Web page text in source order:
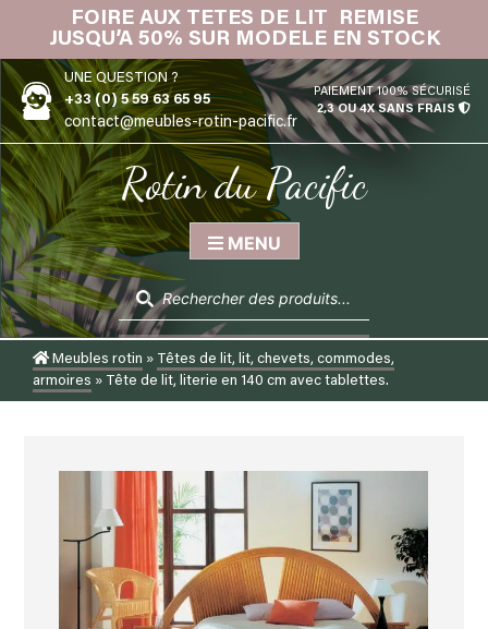
content
FOIRE AUX TETES DE LIT REMISE
JUSQU’A 50% SUR MODELE EN STOCK
UNE QUESTION ?
+33 (0) 5 59 63 65 95
contact@meubles-rotin-pacific.fr
PAIEMENT 100% SÉCURISÉ
2,3 OU 4X SANS FRAIS
Rotin du Pacific
MENU
Recherche
de
produits
Meubles rotin » Têtes de lit, lit, chevets, commodes,
armoires » Tête de lit, literie en 140 cm avec tablettes.